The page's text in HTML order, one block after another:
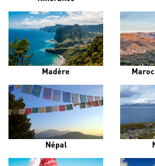
Madère
Népal